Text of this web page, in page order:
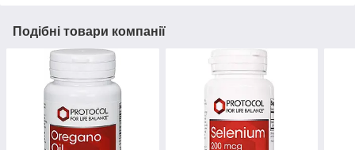
Подібні товари компанії